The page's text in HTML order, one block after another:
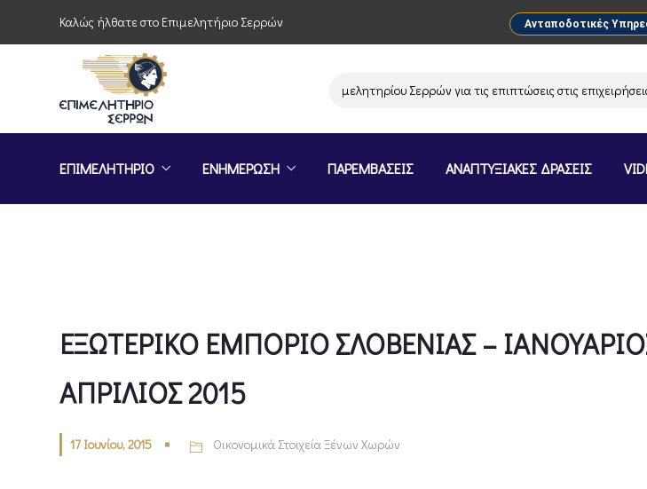
Καλώς ήλθατε στο Επιμελητήριο Σερρών Ανταποδοτικές
Παρέμβαση του Επιμελητηρίου Σερρών για τις επιπτώσεις στις
ΕΠΙΜΕΛΗΤΗΡΙΟ ΕΝΗΜΕΡΩΣΗ ΠΑΡΕΜΒΑΣΕΙΣ ΑΝΑΠΤΥΞΙΑΚΕΣ ΔΡΑΣΕΙΣ
ΕΞΩΤΕΡΙΚΟ ΕΜΠΟΡΙΟ ΣΛΟΒΕΝΙΑΣ –
ΑΠΡΙΛΙΟΣ 2015
17 Ιουνίου, 2015 Οικονομικά Στοιχεία Ξένων Χωρών